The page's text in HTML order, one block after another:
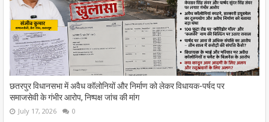
छतरपुर विधानसभा में अवैध कॉलोनियों और निर्माण को लेकर विधायक-पर्षद पर
समाजसेवी के गंभीर आरोप, निष्पक्ष जांच की मांग
July 17, 2026 0